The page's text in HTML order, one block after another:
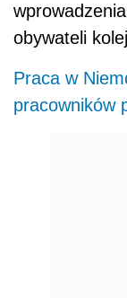
obywateli
Praca w
pracowników